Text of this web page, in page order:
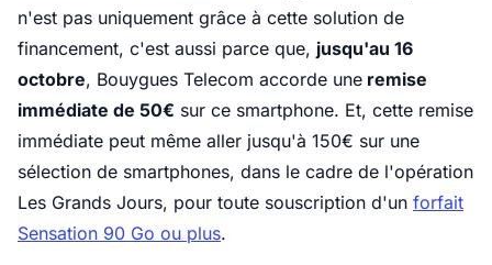
n'est pas uniquement grâce à cette solution de
financement, c'est aussi parce que, jusqu'au 16
octobre, Bouygues Telecom accorde une remise
immédiate de 50€ sur ce smartphone. Et, cette remise
immédiate peut même aller jusqu'à 150€ sur une
sélection de smartphones, dans le cadre de l'opération
Les Grands Jours, pour toute souscription d'un forfait
Sensation 90 Go ou plus.